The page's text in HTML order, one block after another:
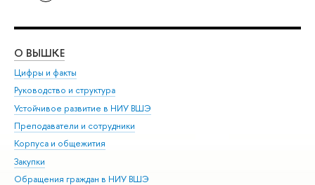
О ВЫШКЕ
Цифры и факты
Руководство и структура
Устойчивое развитие в НИУ ВШЭ
Преподаватели и сотрудники
Корпуса и общежития
Закупки
Обращения граждан в НИУ ВШЭ